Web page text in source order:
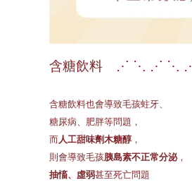
含糖飲料 ⋰ ⋱ ⋰ ⋱
含糖飲料也會導致毛孩蛀牙、
糖尿病、肥胖等問題，
而人工甜味劑木糖醇 ，
則會導致毛孩胰島素不正常分泌，
抽慉、虛弱甚至死亡問題